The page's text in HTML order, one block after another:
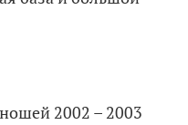
2002 – 2003